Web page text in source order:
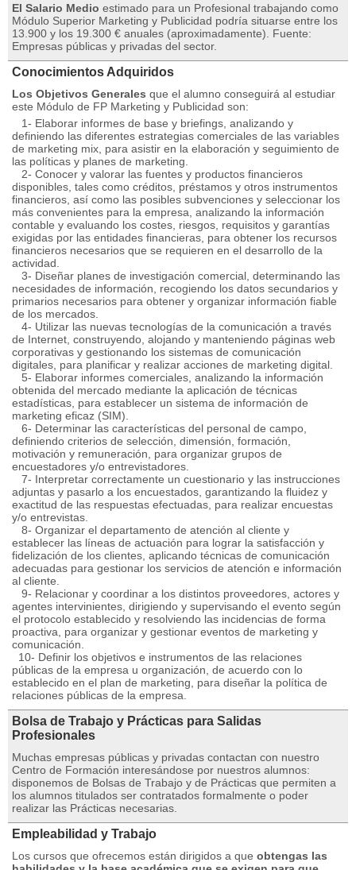
El Salario Medio estimado para un Profesional trabajando como
Módulo Superior Marketing y Publicidad podría situarse entre los
13.900 y los 19.300 € anuales (aproximadamente). Fuente:
Empresas públicas y privadas del sector.
Conocimientos Adquiridos
Los Objetivos Generales que el alumno conseguirá al estudiar
este Módulo de FP Marketing y Publicidad son:
1- Elaborar informes de base y briefings, analizando y
definiendo las diferentes estrategias comerciales de las variables
de marketing mix, para asistir en la elaboración y seguimiento de
las políticas y planes de marketing.
2- Conocer y valorar las fuentes y productos financieros
disponibles, tales como créditos, préstamos y otros instrumentos
financieros, así como las posibles subvenciones y seleccionar los
más convenientes para la empresa, analizando la información
contable y evaluando los costes, riesgos, requisitos y garantías
exigidas por las entidades financieras, para obtener los recursos
financieros necesarios que se requieren en el desarrollo de la
actividad.
3- Diseñar planes de investigación comercial, determinando las
necesidades de información, recogiendo los datos secundarios y
primarios necesarios para obtener y organizar información fiable
de los mercados.
4- Utilizar las nuevas tecnologías de la comunicación a través
de Internet, construyendo, alojando y manteniendo páginas web
corporativas y gestionando los sistemas de comunicación
digitales, para planificar y realizar acciones de marketing digital.
5- Elaborar informes comerciales, analizando la información
obtenida del mercado mediante la aplicación de técnicas
estadísticas, para establecer un sistema de información de
marketing eficaz (SIM).
6- Determinar las características del personal de campo,
definiendo criterios de selección, dimensión, formación,
motivación y remuneración, para organizar grupos de
encuestadores y/o entrevistadores.
7- Interpretar correctamente un cuestionario y las instrucciones
adjuntas y pasarlo a los encuestados, garantizando la fluidez y
exactitud de las respuestas efectuadas, para realizar encuestas
y/o entrevistas.
8- Organizar el departamento de atención al cliente y
establecer las líneas de actuación para lograr la satisfacción y
fidelización de los clientes, aplicando técnicas de comunicación
adecuadas para gestionar los servicios de atención e información
al cliente.
9- Relacionar y coordinar a los distintos proveedores, actores y
agentes intervinientes, dirigiendo y supervisando el evento según
el protocolo establecido y resolviendo las incidencias de forma
proactiva, para organizar y gestionar eventos de marketing y
comunicación.
10- Definir los objetivos e instrumentos de las relaciones
públicas de la empresa u organización, de acuerdo con lo
establecido en el plan de marketing, para diseñar la política de
relaciones públicas de la empresa.
Bolsa de Trabajo y Prácticas para Salidas
Profesionales
Muchas empresas públicas y privadas contactan con nuestro
Centro de Formación interesándose por nuestros alumnos:
disponemos de Bolsas de Trabajo y de Prácticas que permiten a
los alumnos titulados ser contratados formalmente o poder
realizar las Prácticas necesarias.
Empleabilidad y Trabajo
Los cursos que ofrecemos están dirigidos a que obtengas las